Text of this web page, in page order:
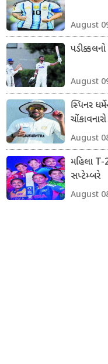
August
પડીક્કલનો
August
સ્પિનર
ડોમેસ્ટિક
August
મહિલા T-
સપ્ટેમ્બરે
August